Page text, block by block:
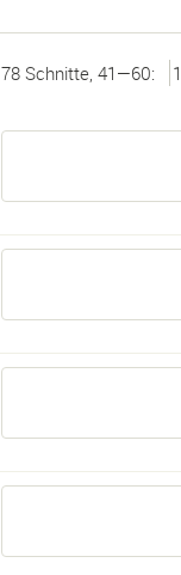
78 Schnitte, 41—60: 1